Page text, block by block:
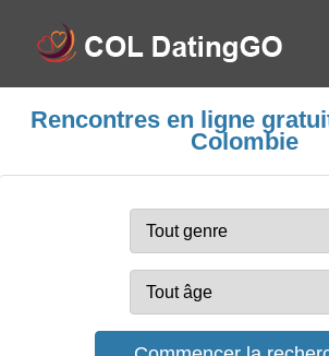
Rencontres en ligne
Colombie